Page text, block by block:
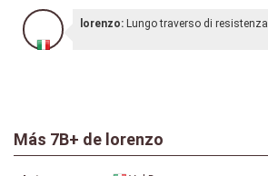
lorenzo: Lungo traverso di resistenza
Más 7B+ de lorenzo